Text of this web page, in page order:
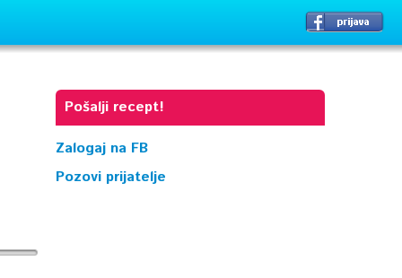
Pošalji recept!
Zalogaj na FB
Pozovi prijatelje